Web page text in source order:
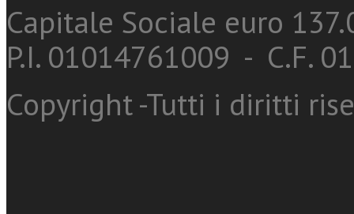
Capitale Sociale euro
P.I. 01014761009 - C.F.
Copyright -Tutti i diritti